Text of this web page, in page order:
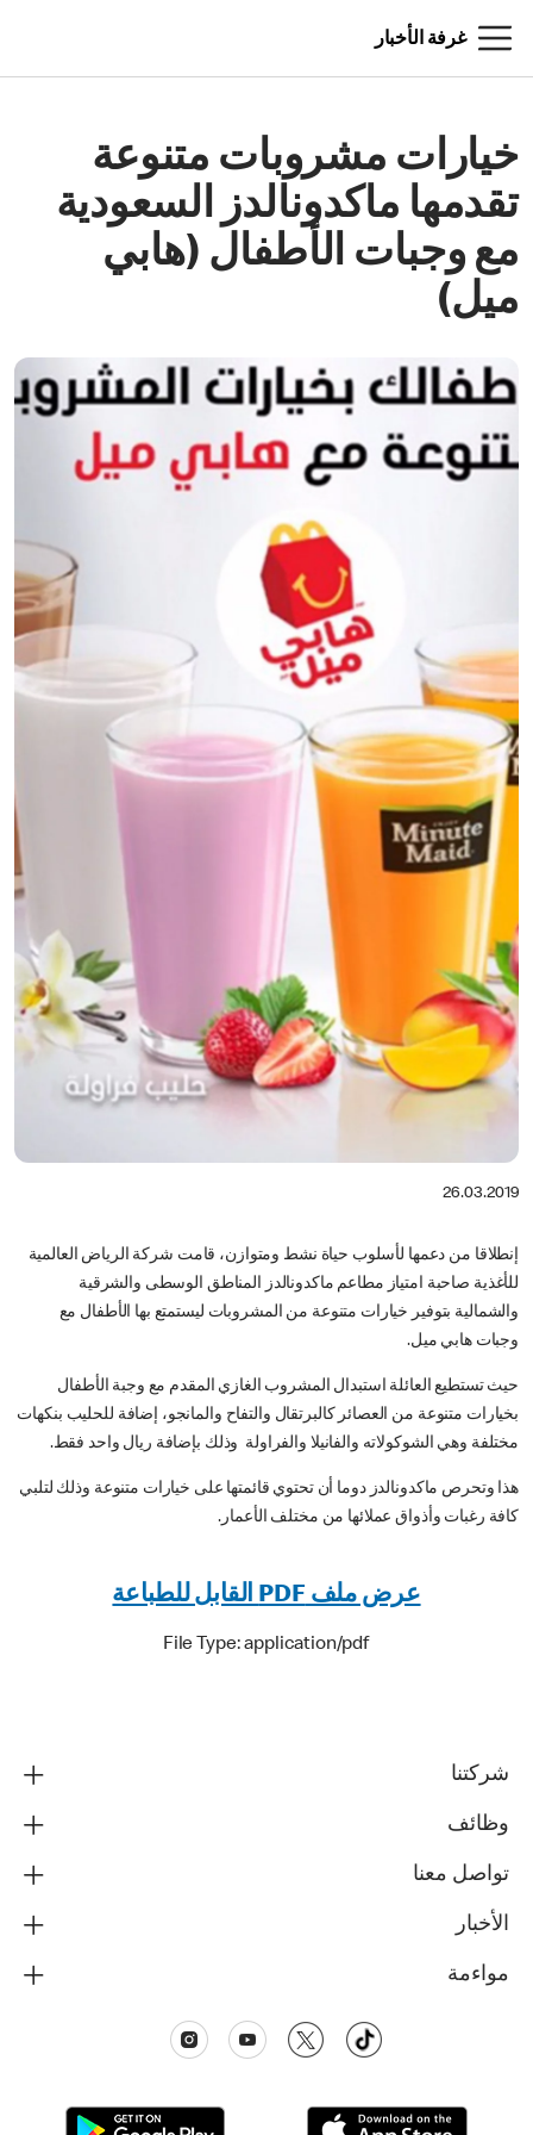
غرفة الأخبار
خيارات مشروبات متنوعة
تقدمها ماكدونالدز السعودية
مع وجبات الأطفال (هابي
ميل)
26.03.2019
إنطلاقا من دعمها لأسلوب حياة نشط ومتوازن، قامت شركة الرياض العالمية
للأغذية صاحبة امتياز مطاعم ماكدونالدز المناطق الوسطى والشرقية
والشمالية بتوفير خيارات متنوعة من المشروبات ليستمتع بها الأطفال مع
وجبات هابي ميل.
حيث تستطيع العائلة استبدال المشروب الغازي المقدم مع وجبة الأطفال
بخيارات متنوعة من العصائر كالبرتقال والتفاح والمانجو، إضافة للحليب بنكهات
مختلفة وهي الشوكولاته والفانيلا والفراولة وذلك بإضافة ريال واحد فقط.
هذا وتحرص ماكدونالدز دوما أن تحتوي قائمتها على خيارات متنوعة وذلك لتلبي
كافة رغبات وأذواق عملائها من مختلف الأعمار.
عرض ملف PDF القابل للطباعة
File Type: application/pdf
شركتنا
وظائف
تواصل معنا
الأخبار
مواءمة